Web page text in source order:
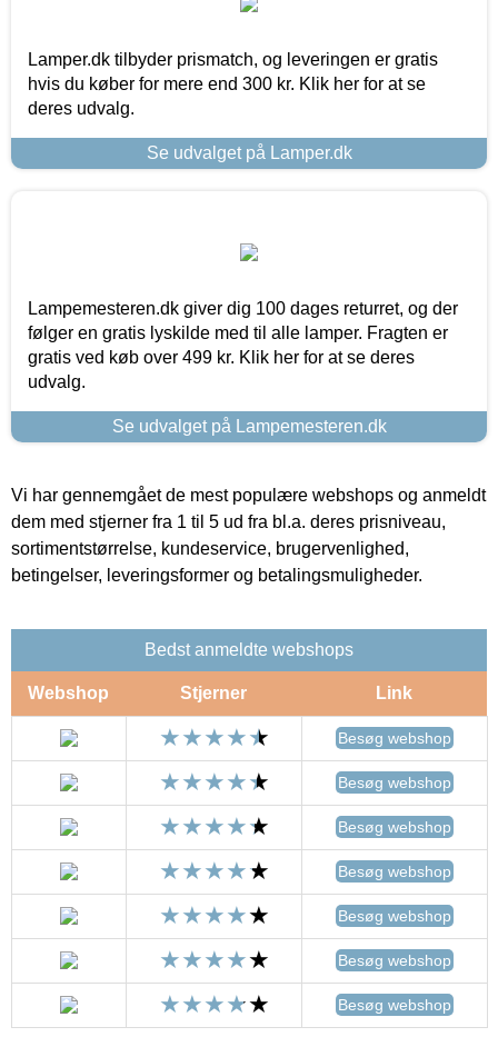
Lamper.dk tilbyder prismatch, og leveringen er gratis
hvis du køber for mere end 300 kr. Klik her for at se
deres udvalg.
Se udvalget på Lamper.dk
Lampemesteren.dk giver dig 100 dages returret, og der
følger en gratis lyskilde med til alle lamper. Fragten er
gratis ved køb over 499 kr. Klik her for at se deres
udvalg.
Se udvalget på Lampemesteren.dk
Vi har gennemgået de mest populære webshops og anmeldt
dem med stjerner fra 1 til 5 ud fra bl.a. deres prisniveau,
sortimentstørrelse, kundeservice, brugervenlighed,
betingelser, leveringsformer og betalingsmuligheder.
Bedst anmeldte webshops
Webshop Stjerner Link
Besøg webshop
Besøg webshop
Besøg webshop
Besøg webshop
Besøg webshop
Besøg webshop
Besøg webshop